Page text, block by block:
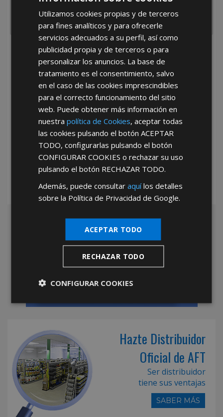
He leído y acepto la Política de Privacidad
*Abstenerse particulares, sólo venta a tiendas y empresas minoristas y
Hazte Distribuidor
Oficial de AFT
Ser distribuidor
tiene sus ventajas
SABER MÁS
Utilizamos cookies propias y de terceros
para fines analíticos y para ofrecerle
servicios adecuados a su perfil, así como
publicidad propia y de terceros o para
personalizar los anuncios. La base de
tratamiento es el consentimiento, salvo
en el caso de las cookies imprescindibles
para el correcto funcionamiento del sitio
web. Puede obtener más información en
nuestrapolítica de Cookies, aceptar todas
las cookies pulsando el botónACEPTAR
TODO, configurarlas pulsando el botón
CONFIGURAR COOKIES o rechazar su uso
pulsando el botón RECHAZAR TODO.
Además, puede consultaraquílos detalles
sobre la Política de Privacidad de Google.
ACEPTAR TODO
RECHAZAR TODO
CONFIGURAR COOKIES